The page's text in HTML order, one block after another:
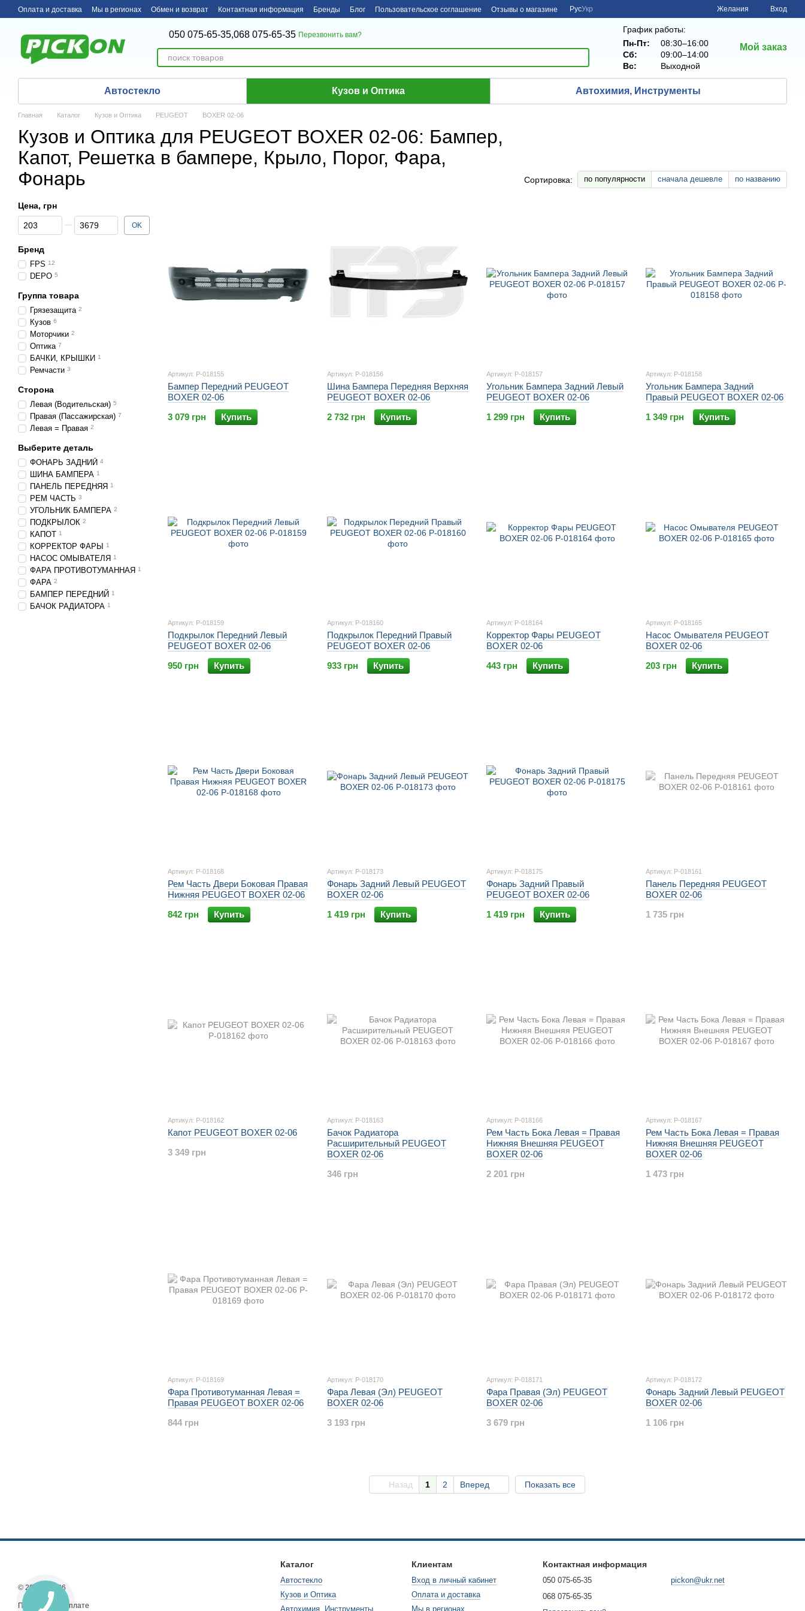
Перейти к основному контенту
Оплата и доставка Мы в регионах Обмен и возврат Контактная информация Бренды Блог Пользовательское соглашение Отзывы о магазине РусУкр Желания Вход
050 075-65-35,068 075-65-35 Перезвонить вам?
График работы:
Пн-Пт:
08:30–16:00
Сб:
09:00–14:00
Вс:
Выходной
Мой заказ
Автостекло Кузов и Оптика Автохимия, Инструменты
Главная Каталог Кузов и Оптика PEUGEOT BOXER 02-06
Кузов и Оптика для PEUGEOT BOXER 02-06: Бампер,
Капот, Решетка в бампере, Крыло, Порог, Фара,
Фонарь
Сортировка: по популярности сначала дешевле по названию
Артикул: P-018155
Бампер Передний PEUGEOT
BOXER 02-06
3 079 грн
Купить
Артикул: P-018156
Шина Бампера Передняя Верхняя
PEUGEOT BOXER 02-06
2 732 грн
Купить
Артикул: P-018157
Угольник Бампера Задний Левый
PEUGEOT BOXER 02-06
1 299 грн
Купить
Артикул: P-018158
Угольник Бампера Задний
Правый PEUGEOT BOXER 02-06
1 349 грн
Купить
Артикул: P-018159
Подкрылок Передний Левый
PEUGEOT BOXER 02-06
950 грн
Купить
Артикул: P-018160
Подкрылок Передний Правый
PEUGEOT BOXER 02-06
933 грн
Купить
Артикул: P-018164
Корректор Фары PEUGEOT
BOXER 02-06
443 грн
Купить
Артикул: P-018165
Насос Омывателя PEUGEOT
BOXER 02-06
203 грн
Купить
Артикул: P-018168
Рем Часть Двери Боковая Правая
Нижняя PEUGEOT BOXER 02-06
842 грн
Купить
Артикул: P-018173
Фонарь Задний Левый PEUGEOT
BOXER 02-06
1 419 грн
Купить
Артикул: P-018175
Фонарь Задний Правый
PEUGEOT BOXER 02-06
1 419 грн
Купить
Артикул: P-018161
Панель Передняя PEUGEOT
BOXER 02-06
1 735 грн
Артикул: P-018162
Капот PEUGEOT BOXER 02-06
3 349 грн
Артикул: P-018163
Бачок Радиатора
Расширительный PEUGEOT
BOXER 02-06
346 грн
Артикул: P-018166
Рем Часть Бока Левая = Правая
Нижняя Внешняя PEUGEOT
BOXER 02-06
2 201 грн
Артикул: P-018167
Рем Часть Бока Левая = Правая
Нижняя Внешняя PEUGEOT
BOXER 02-06
1 473 грн
Артикул: P-018169
Фара Противотуманная Левая =
Правая PEUGEOT BOXER 02-06
844 грн
Артикул: P-018170
Фара Левая (Эл) PEUGEOT
BOXER 02-06
3 193 грн
Артикул: P-018171
Фара Правая (Эл) PEUGEOT
BOXER 02-06
3 679 грн
Артикул: P-018172
Фонарь Задний Левый PEUGEOT
BOXER 02-06
1 106 грн
Назад 1 2 Вперед Показать все
Цена, грн
От Цена, грн
До Цена, грн OK
Бренд
FPS 12
DEPO 5
Группа товара
Грязезащита 2
Кузов 6
Моторчики 2
Оптика 7
БАЧКИ, КРЫШКИ 1
Ремчасти 3
Сторона
Левая (Водительская) 5
Правая (Пассажирская) 7
Левая = Правая 2
Выберите деталь
ФОНАРЬ ЗАДНИЙ 4
ШИНА БАМПЕРА 1
ПАНЕЛЬ ПЕРЕДНЯЯ 1
РЕМ ЧАСТЬ 3
УГОЛЬНИК БАМПЕРА 2
ПОДКРЫЛОК 2
КАПОТ 1
КОРРЕКТОР ФАРЫ 1
НАСОС ОМЫВАТЕЛЯ 1
ФАРА ПРОТИВОТУМАННАЯ 1
ФАРА 2
БАМПЕР ПЕРЕДНИЙ 1
БАЧОК РАДИАТОРА 1
© 2013—2026
Принимаем к оплате
Каталог
Автостекло
Кузов и Оптика
Автохимия, Инструменты
Клиентам
Вход в личный кабинет
Оплата и доставка
Мы в регионах
Контактная информация
050 075-65-35
068 075-65-35
pickon@ukr.net